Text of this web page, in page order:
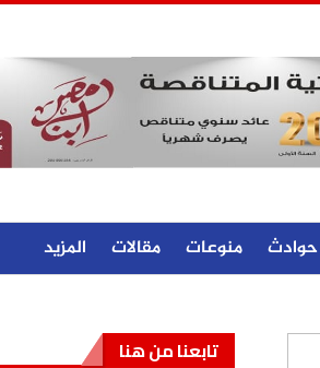
حوادث منوعات مقالات المزيد
تابعنا من هنا